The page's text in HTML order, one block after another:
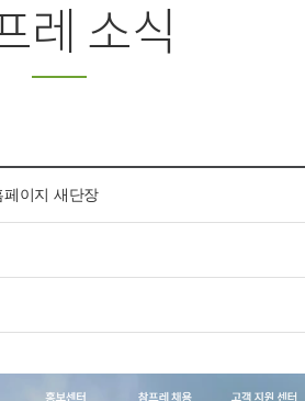
레 소식
페이지 새단장